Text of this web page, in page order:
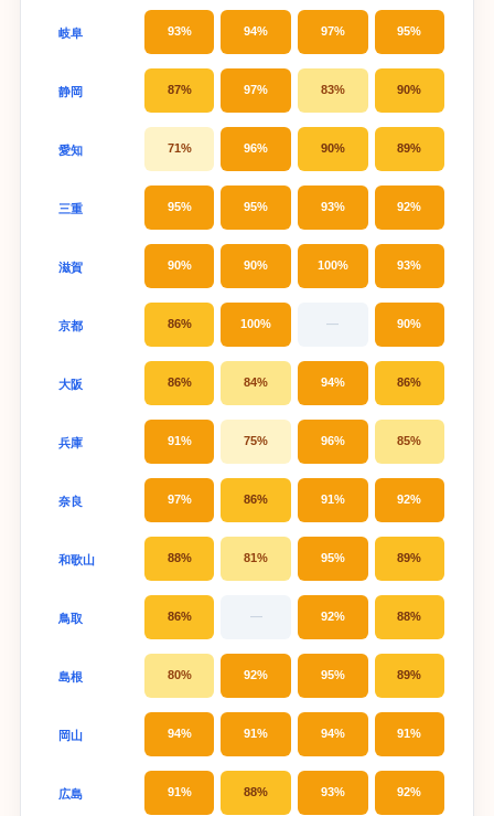
岐阜 93% 94% 97% 95%
静岡 87% 97% 83% 90%
愛知 71% 96% 90% 89%
三重 95% 95% 93% 92%
滋賀 90% 90% 100% 93%
京都 86% 100% — 90%
大阪 86% 84% 94% 86%
兵庫 91% 75% 96% 85%
奈良 97% 86% 91% 92%
和歌山 88% 81% 95% 89%
鳥取 86% — 92% 88%
島根 80% 92% 95% 89%
岡山 94% 91% 94% 91%
広島 91% 88% 93% 92%